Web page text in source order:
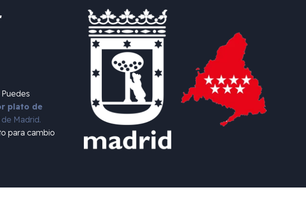
plato de
Madrid.
para cambio